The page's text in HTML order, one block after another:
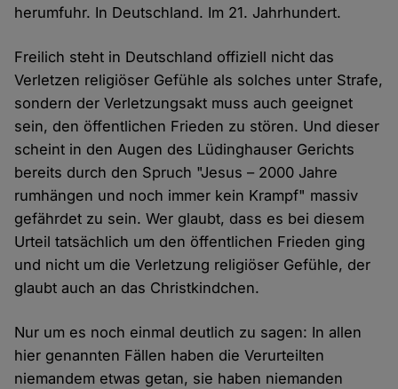
herumfuhr. In Deutschland. Im 21. Jahrhundert.
Freilich steht in Deutschland offiziell nicht das
Verletzen religiöser Gefühle als solches unter Strafe,
sondern der Verletzungsakt muss auch geeignet
sein, den öffentlichen Frieden zu stören. Und dieser
scheint in den Augen des Lüdinghauser Gerichts
bereits durch den Spruch "Jesus – 2000 Jahre
rumhängen und noch immer kein Krampf" massiv
gefährdet zu sein. Wer glaubt, dass es bei diesem
Urteil tatsächlich um den öffentlichen Frieden ging
und nicht um die Verletzung religiöser Gefühle, der
glaubt auch an das Christkindchen.
Nur um es noch einmal deutlich zu sagen: In allen
hier genannten Fällen haben die Verurteilten
niemandem etwas getan, sie haben niemanden